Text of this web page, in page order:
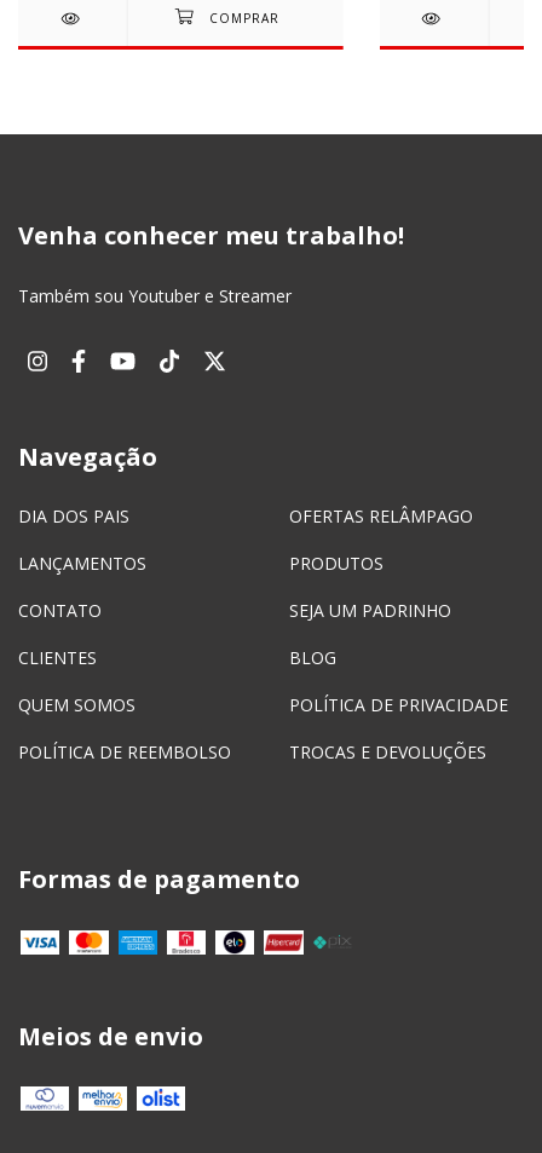
Venha conhecer meu trabalho!
Também sou Youtuber e Streamer
Navegação
DIA DOS PAIS OFERTAS RELÂMPAGO
LANÇAMENTOS PRODUTOS
CONTATO SEJA UM PADRINHO
CLIENTES BLOG
QUEM SOMOS POLÍTICA DE PRIVACIDADE
POLÍTICA DE REEMBOLSO TROCAS E DEVOLUÇÕES
Formas de pagamento
Meios de envio